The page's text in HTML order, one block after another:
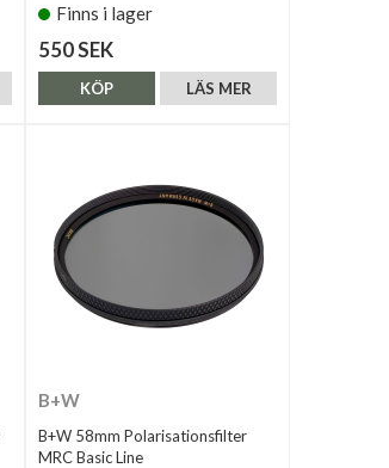
Finns i lager
550 SEK
LÄS MER
KÖP
B+W
B+W 58mm Polarisationsfilter
MRC Basic Line